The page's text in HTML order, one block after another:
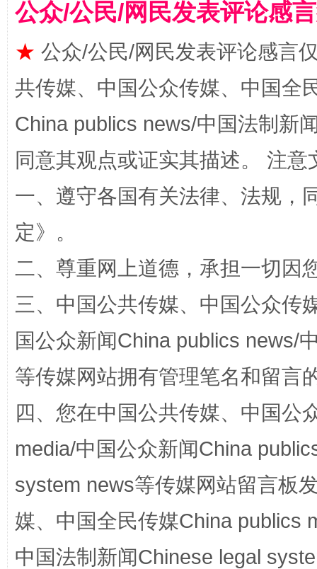
揭批美国五大"原罪" "炒
解纷+调解+退费，一次搞定
站台名比不上好声名
公众/公民/网民发表评论感
★ 公众/公民/网民发表评论感言
共传媒、中国公众传媒、中国全
China publics news/中国法制新
同意其观点或证实其描述。 注
一、遵守各国有关法律、法规，
定》。
二、尊重网上道德，承担一切因
三、中国公共传媒、中国公众传
国公众新闻China publics news/
等传媒网站拥有管理笔名和留言
四、您在中国公共传媒、中国公
media/中国公众新闻China
system news等传媒网站留言板
媒、中国全民传媒China publics
中国法制新闻Chinese legal